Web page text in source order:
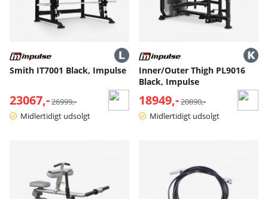
Smith IT7001 Black, Impulse
23067,- Normalpris:
26999,-
Midlertidigt udsolgt
Inner/Outer Thigh PL9016
Black, Impulse
18949,- Normalpris:
20890,-
Midlertidigt udsolgt